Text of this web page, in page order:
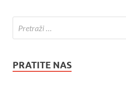
PRATITE NAS